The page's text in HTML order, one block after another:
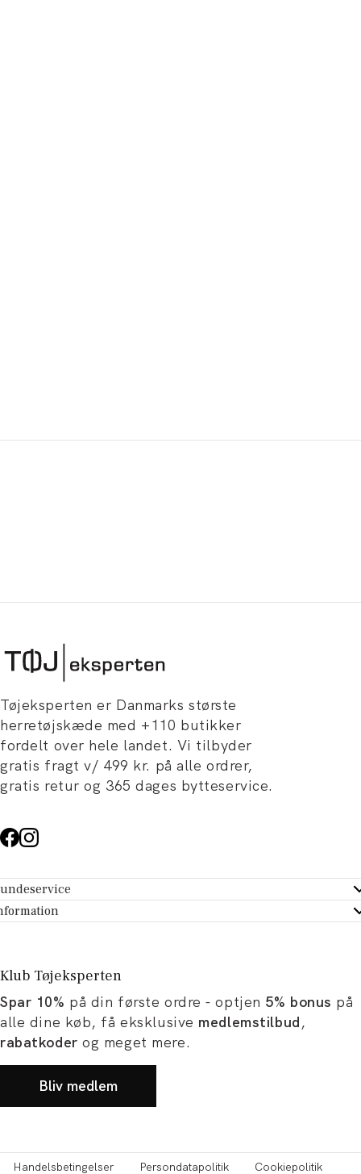
Tøjeksperten er Danmarks største
herretøjskæde med +110 butikker
fordelt over hele landet. Vi tilbyder
gratis fragt v/ 499 kr. på alle ordrer,
gratis retur og 365 dages bytteservice.
- Hjælpecenter
dit køb
Tøjeksperten
og artikler
og karriere
Klub Tøjeksperten
Spar 10% på din første ordre - optjen 5% bonus på
alle dine køb, få eksklusive medlemstilbud,
rabatkoder og meget mere.
Bliv medlem
Handelsbetingelser Persondatapolitik Cookiepolitik